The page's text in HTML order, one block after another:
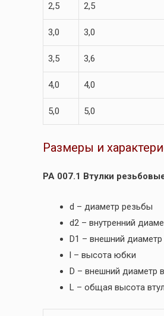
2,5 2,5
3,0 3,0
3,5 3,6
4,0 4,0
5,0 5,0
Размеры и
РА 007.1 Втулки
d – диаметр резьбы
d2 – внутренний
D1 – внешний
l – высота юбки
D – внешний диаметр
L – общая высота